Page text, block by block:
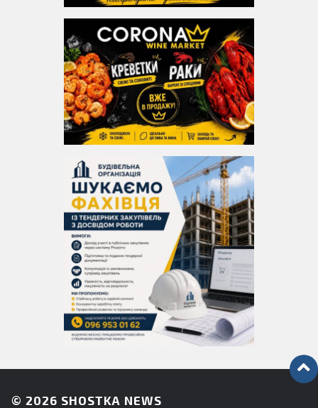
© 2026 SHOSTKA NEWS